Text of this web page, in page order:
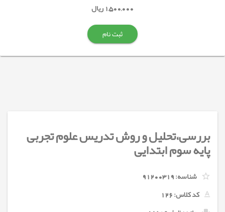
1,500,000 ریال
ثبت نام
بررسی،تحلیل و روش تدریس علوم تجربی
پایه سوم ابتدایی
شناسه:91200319
کد کلاس:126